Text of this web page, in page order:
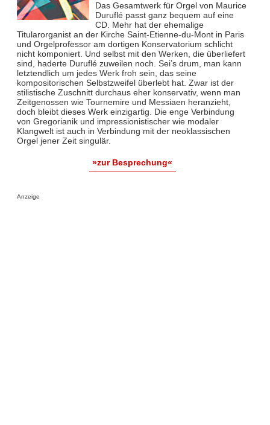
Das Gesamtwerk für Orgel von Maurice
Duruflé passt ganz bequem auf eine
CD. Mehr hat der ehemalige
Titularorganist an der Kirche Saint-Etienne-du-Mont in Paris
und Orgelprofessor am dortigen Konservatorium schlicht
nicht komponiert. Und selbst mit den Werken, die überliefert
sind, haderte Duruflé zuweilen noch. Sei’s drum, man kann
letztendlich um jedes Werk froh sein, das seine
kompositorischen Selbstzweifel überlebt hat. Zwar ist der
stilistische Zuschnitt durchaus eher konservativ, wenn man
Zeitgenossen wie Tournemire und Messiaen heranzieht,
doch bleibt dieses Werk einzigartig. Die enge Verbindung
von Gregorianik und impressionistischer wie modaler
Klangwelt ist auch in Verbindung mit der neoklassischen
Orgel jener Zeit singulär.
»zur Besprechung«
Anzeige